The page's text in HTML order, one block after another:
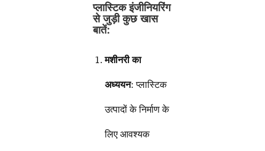
प्लास्टिक इंजीनियरिंग
से जुड़ी कुछ खास
बातें:
मशीनरी का
अध्ययन: प्लास्टिक
उत्पादों के निर्माण के
लिए आवश्यक